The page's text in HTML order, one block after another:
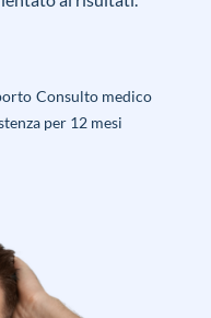
Consulto medico
per 12 mesi